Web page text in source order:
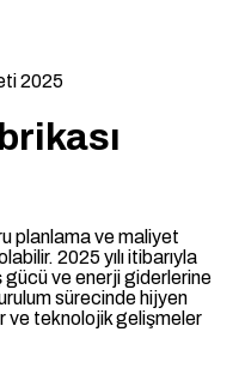
2025
planlama ve maliyet
2025 yılı itibarıyla
ve enerji giderlerine
sürecinde hijyen
ve teknolojik gelişmeler